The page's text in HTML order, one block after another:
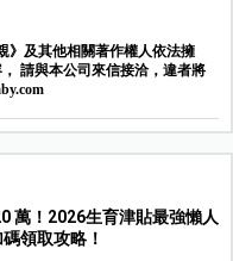
》及其他相關著作權人依法擁
請與本公司來信接洽，違者將
萬！2026生育津貼最強懶人
領取攻略！